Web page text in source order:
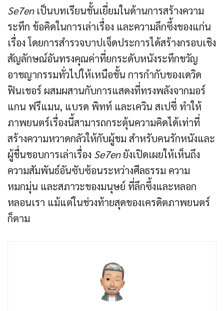
Se7enเป็นบทเรียนชั้นเยี่ยมในด้านการสร้างความ
ระทึก ข้อคิดในการเล่าเรื่อง และความลึกซึ้งของแก่น
เรื่อง โดยการสำรวจบาปเจ็ดประการได้สร้างกรอบเชิง
สัญลักษณ์อันทรงคุณค่าที่ยกระดับหนังระทึกขวัญ
อาชญากรรมทั่วไปให้เหนือชั้น การกำกับของเดวิด
ฟินเชอร์ ผสมผสานกับการแสดงที่ทรงพลังจากมอร์
แกน ฟรีแมน, แบรด พิทท์ และเควิน สเปซี่ ทำให้
ภาพยนตร์เรื่องนี้สามารถกระตุ้นความคิดได้เท่าที่
สร้างความหวาดกลัวให้กับผู้ชม สำหรับคนรักหนังและ
ผู้ชื่นชอบการเล่าเรื่อง Se7enยังเปิดเผยให้เห็นถึง
ความสัมพันธ์อันซับซ้อนระหว่างศีลธรรม ความ
หมกมุ่น และสภาวะของมนุษย์ ที่ลึกซึ้งและหลอก
หลอนเรา แม้แต่ในช่วงท้ายสุดของเครดิตภาพยนตร์
ก็ตาม